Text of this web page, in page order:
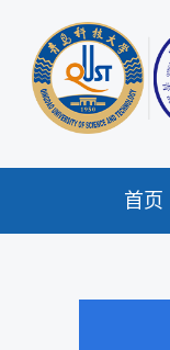
首页